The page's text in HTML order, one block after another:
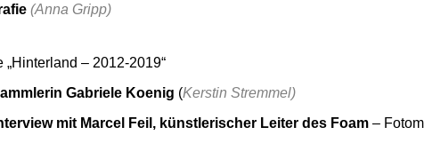
(Anna Gripp)
– 2012-2019“
Gabriele Koenig (Kerstin Stremmel)
mit Marcel Feil, künstlerischer Leiter des Foam –